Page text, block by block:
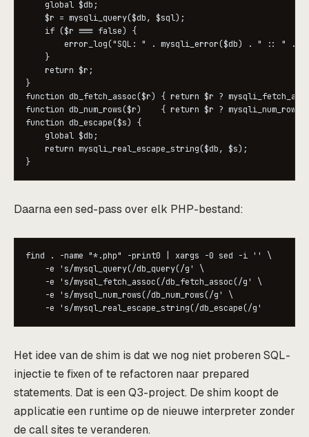
    global $db;
    $r = mysqli_query($db, $sql);
    if ($r === false) {
error_log("SQL: " . mysqli_error($db) . " :: " .
    }
    return $r;
}
function db_fetch_assoc($r) { return $r ?
function db_num_rows($r)    { return $r ?
function db_escape($s) {
    global $db;
    return mysqli_real_escape_string($db, $s);
Daarna een sed-pass over elk PHP-bestand:
find . -name "*.php" -print0 | xargs -0 sed -i '' \
    -e 's/mysql_query(/db_query(/g' \
    -e 's/mysql_fetch_assoc(/db_fetch_assoc(/g' \
    -e 's/mysql_num_rows(/db_num_rows(/g' \
Het idee van de shim is dat we nog niet proberen SQL-
injectie te fixen of te refactoren naar prepared
statements. Dat is een Q3-project. De shim koopt de
applicatie een runtime op de nieuwe interpreter zonder
de call sites te veranderen.